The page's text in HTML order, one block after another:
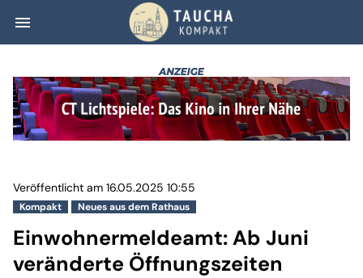
menu
Kompakt Neues aus dem Rathaus
Veröffentlicht am 16.05.2025 10:55
Einwohnermeldeamt: Ab Juni
veränderte Öffnungszeiten